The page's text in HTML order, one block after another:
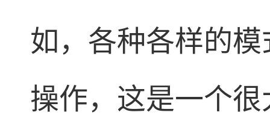
如，各种各样的
操作，这是一个